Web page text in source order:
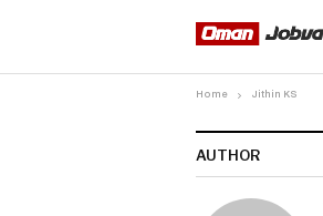
Home Jithin KS
AUTHOR